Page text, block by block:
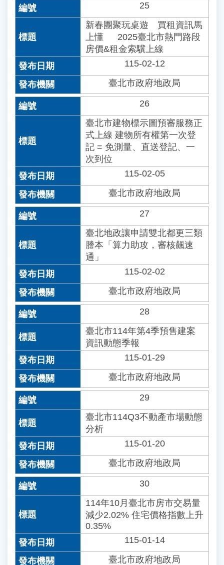
25
新春團聚玩桌遊 買租資訊馬
上懂 2025臺北市熱門路段
房價&租金索驥上線
115-02-12
臺北市政府地政局
26
臺北市建物標示圖預審服務正
式上線 建物所有權第一次登
記 = 免測量、直送登記、一
次到位
115-02-05
臺北市政府地政局
27
臺北地政讓申請雙北都更三類
謄本「算力助攻，審核飆速
通」
115-02-02
臺北市政府地政局
28
臺北市114年第4季預售建案
資訊動態季報
115-01-29
臺北市政府地政局
29
臺北市114Q3不動產市場動態
分析
115-01-20
臺北市政府地政局
30
114年10月臺北市房市交易量
減少2.02% 住宅價格指數上升
0.35%
115-01-14
臺北市政府地政局